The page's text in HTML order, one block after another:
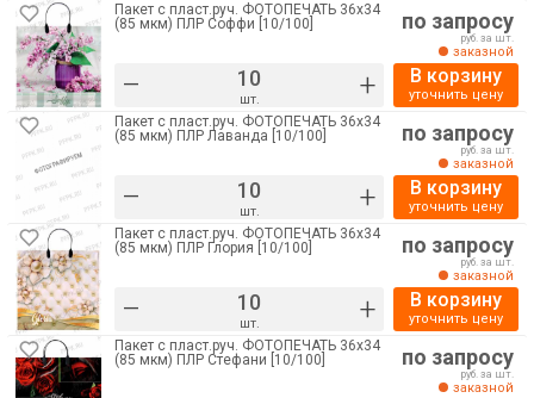
Пакет с пласт.руч. ФОТОПЕЧАТЬ 36х34
(85 мкм) ПЛР Соффи [10/100]
– шт. +
по запросу
руб. за шт.
заказной
В корзину
уточнить цену
Пакет с пласт.руч. ФОТОПЕЧАТЬ 36х34
(85 мкм) ПЛР Лаванда [10/100]
– шт. +
по запросу
руб. за шт.
заказной
В корзину
уточнить цену
Пакет с пласт.руч. ФОТОПЕЧАТЬ 36х34
(85 мкм) ПЛР Глория [10/100]
– шт. +
по запросу
руб. за шт.
заказной
В корзину
уточнить цену
Пакет с пласт.руч. ФОТОПЕЧАТЬ 36х34
(85 мкм) ПЛР Стефани [10/100]
по запросу
руб. за шт.
заказной